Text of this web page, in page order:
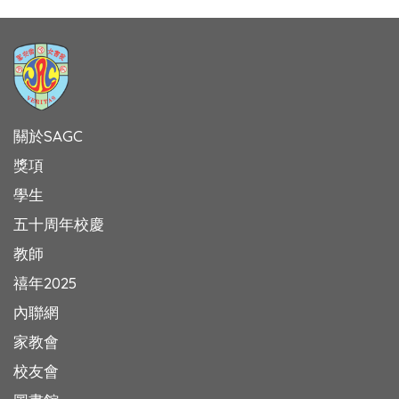
關於SAGC
獎項
學生
五十周年校慶
教師
禧年2025
內聯網
家教會
校友會